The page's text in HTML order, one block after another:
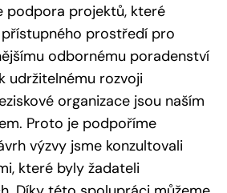
podpora projektů, které
prostředí pro
odbornému poradenství
udržitelnému rozvoji
organizace jsou naším
Proto je podpoříme
výzvy jsme konzultovali
které byly žadateli